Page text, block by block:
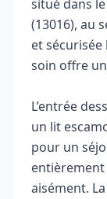
situé dans
(13016), au
et sécurisée
soin offre
L’entrée
un lit
pour un
aisément.